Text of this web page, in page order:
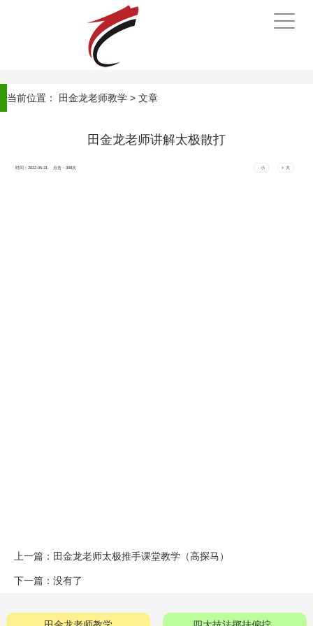
手
机
当前位置： 田金龙老师教学 > 文章
田金龙老师讲解太极散打
时间：2022-05-31 点击：398次 - 小 + 大
上一篇： 田金龙老师太极推手课堂教学（高探马）
下一篇：没有了